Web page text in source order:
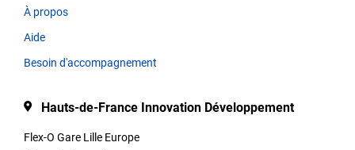
Titre
Type
À propos
Aide
Besoin d'accompagnement
Hauts-de-France Innovation Développement
Flex-O Gare Lille Europe